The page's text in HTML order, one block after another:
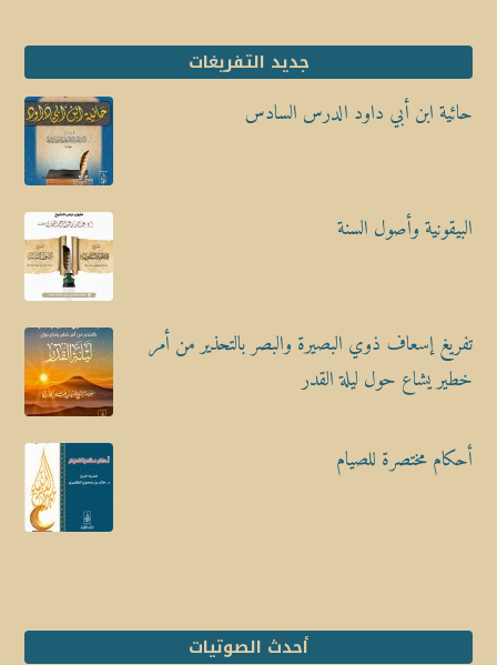
جديد التفريغات
حائية ابن أبي داود الدرس السادس
البيقونية وأصول السنة
تفريغ إسعاف ذوي البصيرة والبصر بالتحذير من أمر
خطير يشاع حول ليلة القدر
أحكام مختصرة للصيام
أحدث الصوتيات